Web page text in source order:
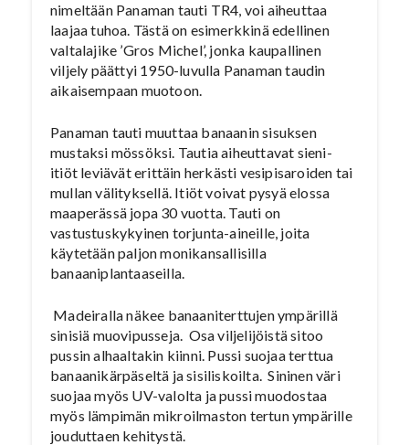
nimeltään Panaman tauti TR4, voi aiheuttaa
laajaa tuhoa. Tästä on esimerkkinä edellinen
valtalajike ’Gros Michel’, jonka kaupallinen
viljely päättyi 1950-luvulla Panaman taudin
aikaisempaan muotoon.
Panaman tauti muuttaa banaanin sisuksen
mustaksi mössöksi. Tautia aiheuttavat sieni-
itiöt leviävät erittäin herkästi vesipisaroiden tai
mullan välityksellä. Itiöt voivat pysyä elossa
maaperässä jopa 30 vuotta. Tauti on
vastustuskykyinen torjunta-aineille, joita
käytetään paljon monikansallisilla
banaaniplantaaseilla.
Madeiralla näkee banaaniterttujen ympärillä
sinisiä muovipusseja. Osa viljelijöistä sitoo
pussin alhaaltakin kiinni. Pussi suojaa terttua
banaanikärpäseltä ja sisiliskoilta. Sininen väri
suojaa myös UV-valolta ja pussi muodostaa
myös lämpimän mikroilmaston tertun ympärille
jouduttaen kehitystä.